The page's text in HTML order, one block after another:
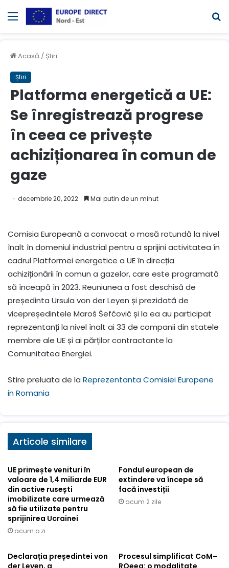
Meniul
Acasă / Știri
Știri
Platforma energetică a UE:
Se înregistrează progrese
în ceea ce privește
achiziționarea în comun de
gaze
decembrie 20, 2022 Mai putin de un minut
Comisia Europeană a convocat o masă rotundă la nivel
înalt în domeniul industrial pentru a sprijini activitatea în
cadrul Platformei energetice a UE în direcția
achiziționării în comun a gazelor, care este programată
să înceapă în 2023. Reuniunea a fost deschisă de
președinta Ursula von der Leyen și prezidată de
vicepreședintele Maroš Šefčovič și la ea au participat
reprezentanți la nivel înalt ai 33 de companii din statele
membre ale UE și ai părților contractante la
Comunitatea Energiei.
Stire preluata de la Reprezentanta Comisiei Europene
in Romania
Articole similare
UE primește venituri în
valoare de 1,4 miliarde EUR
din active rusești
imobilizate care urmează
să fie utilizate pentru
sprijinirea Ucrainei
acum o zi
Fondul european de
extindere va începe să
facă investiții
acum 2 zile
Declarația președintei von
der Leyen, a
Procesul simplificat CoM–
ROeea: o modalitate